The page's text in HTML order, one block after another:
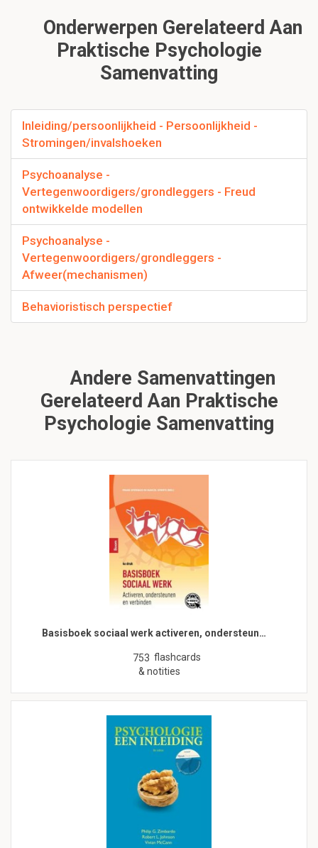
Onderwerpen Gerelateerd Aan
Praktische Psychologie
Samenvatting
Inleiding/persoonlijkheid - Persoonlijkheid -
Stromingen/invalshoeken
Psychoanalyse -
Vertegenwoordigers/grondleggers - Freud
ontwikkelde modellen
Psychoanalyse -
Vertegenwoordigers/grondleggers -
Afweer(mechanismen)
Behavioristisch perspectief
Andere Samenvattingen
Gerelateerd Aan Praktische
Psychologie Samenvatting
Basisboek sociaal werk activeren, ondersteun…
753 flashcards
& notities